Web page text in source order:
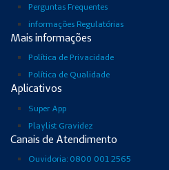
Perguntas Frequentes
informações Regulatórias
Mais informações
Política de Privacidade
Política de Qualidade
Aplicativos
Super App
Playlist Gravidez
Canais de Atendimento
Ouvidoria: 0800 001 2565